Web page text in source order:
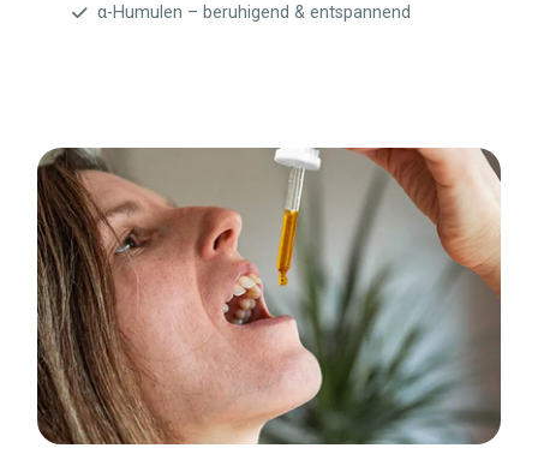
α-Humulen – beruhigend & entspannend